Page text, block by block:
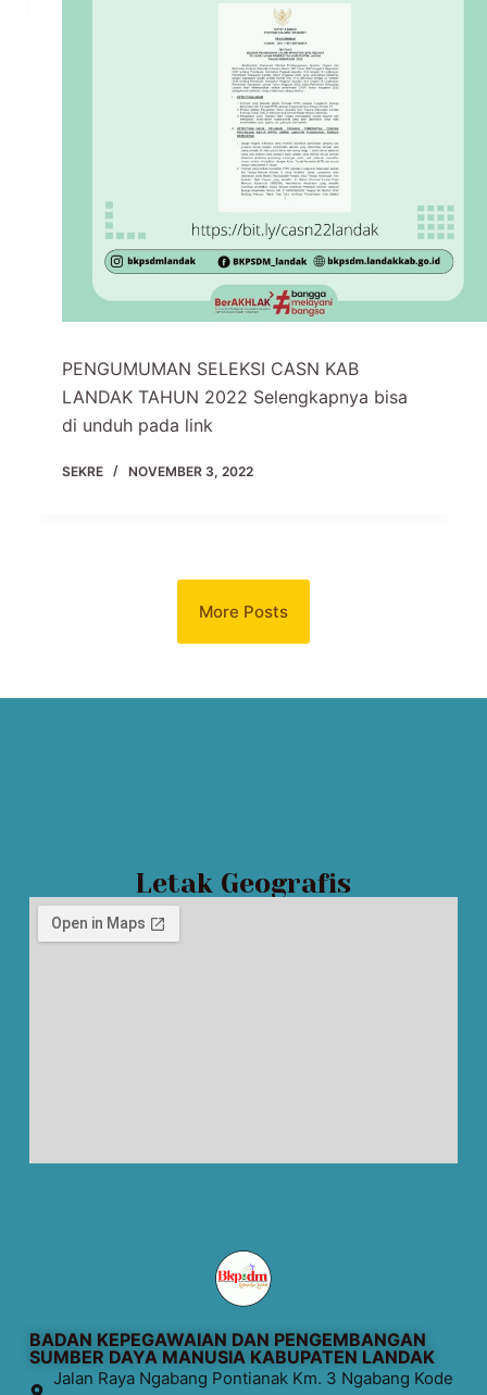
PENGUMUMAN SELEKSI CASN KAB
LANDAK TAHUN 2022 Selengkapnya bisa
di unduh pada link
SEKRE NOVEMBER 3, 2022
More Posts
BADAN KEPEGAWAIAN DAN PENGEMBANGAN
SUMBER DAYA MANUSIA KABUPATEN LANDAK
Jalan Raya Ngabang Pontianak Km. 3 Ngabang Kode
Letak Geografis